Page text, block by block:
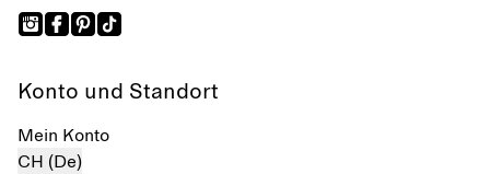
Konto und Standort
Mein Konto
CH (De)